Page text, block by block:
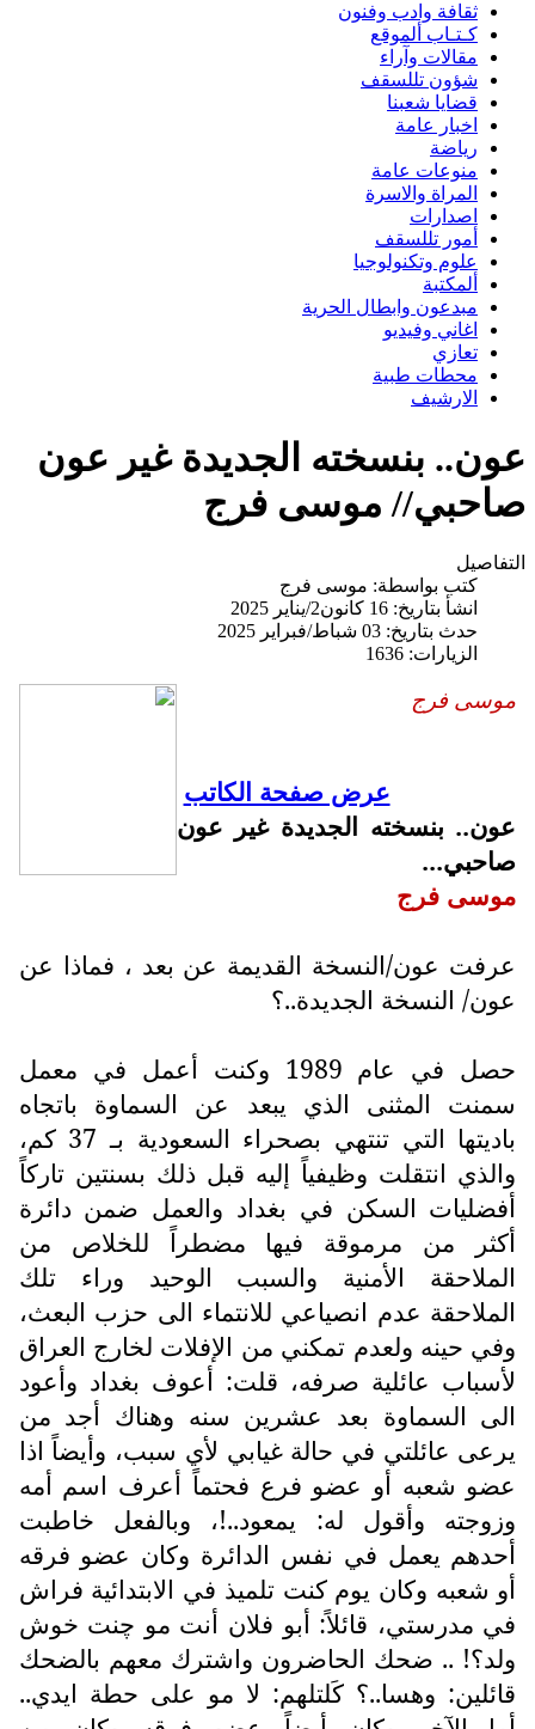
ثقافة وادب وفنون
كـتـاب ألموقع
مقالات وآراء
شؤون تللسقف
قضايا شعبنا
اخبار عامة
رياضة
منوعات عامة
المراة والاسرة
اصدارات
أمور تللسقف
علوم وتكنولوجيا
ألمكتبة
مبدعون وابطال الحرية
اغاني وفيديو
تعازي
محطات طبية
الارشيف
عون.. بنسخته الجديدة غير عون
صاحبي// موسى فرج
التفاصيل
كتب بواسطة: موسى فرج
انشأ بتاريخ: 16 كانون2/يناير 2025
حدث بتاريخ: 03 شباط/فبراير 2025
الزيارات: 1636
موسى فرج
عرض صفحة الكاتب
عون.. بنسخته الجديدة غير عون
صاحبي...
موسى فرج
عرفت عون/النسخة القديمة عن بعد ، فماذا عن
عون/ النسخة الجديدة..؟
حصل في عام 1989 وكنت أعمل في معمل
سمنت المثنى الذي يبعد عن السماوة باتجاه
باديتها التي تنتهي بصحراء السعودية بـ 37 كم،
والذي انتقلت وظيفياً إليه قبل ذلك بسنتين تاركاً
أفضليات السكن في بغداد والعمل ضمن دائرة
أكثر من مرموقة فيها مضطراً للخلاص من
الملاحقة الأمنية والسبب الوحيد وراء تلك
الملاحقة عدم انصياعي للانتماء الى حزب البعث،
وفي حينه ولعدم تمكني من الإفلات لخارج العراق
لأسباب عائلية صرفه، قلت: أعوف بغداد وأعود
الى السماوة بعد عشرين سنه وهناك أجد من
يرعى عائلتي في حالة غيابي لأي سبب، وأيضاً اذا
عضو شعبه أو عضو فرع فحتماً أعرف اسم أمه
وزوجته وأقول له: يمعود..!، وبالفعل خاطبت
أحدهم يعمل في نفس الدائرة وكان عضو فرقه
أو شعبه وكان يوم كنت تلميذ في الابتدائية فراش
في مدرستي، قائلاً: أبو فلان أنت مو چنت خوش
ولد؟! .. ضحك الحاضرون واشترك معهم بالضحك
قائلين: وهسا..؟ كَلتلهم: لا مو على حطة ايدي..